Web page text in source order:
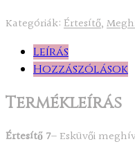
Kategóriák: Értesítő,
Leírás
Hozzászólások
Termékleírás
Értesítő 7– Esküvői